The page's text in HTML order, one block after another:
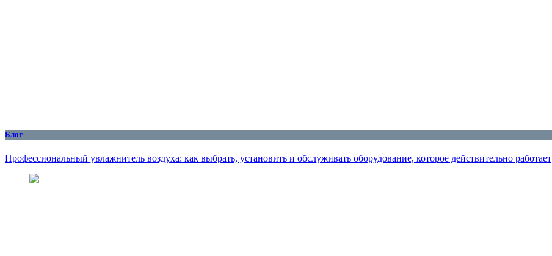
Блог
Профессиональный увлажнитель воздуха: как выбрать, установить и обслуживать оборудование, которое действительно работает